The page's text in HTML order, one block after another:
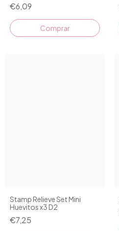
€6,09
Stamp Relieve Set Mini
Huevitos x3 D2
€7,25